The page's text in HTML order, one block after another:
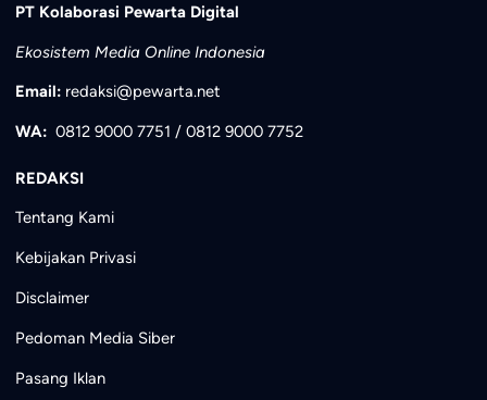
PT Kolaborasi Pewarta Digital
Ekosistem Media Online Indonesia
Email: redaksi@pewarta.net
WA: 0812 9000 7751 / 0812 9000 7752
REDAKSI
Tentang Kami
Kebijakan Privasi
Disclaimer
Pedoman Media Siber
Pasang Iklan